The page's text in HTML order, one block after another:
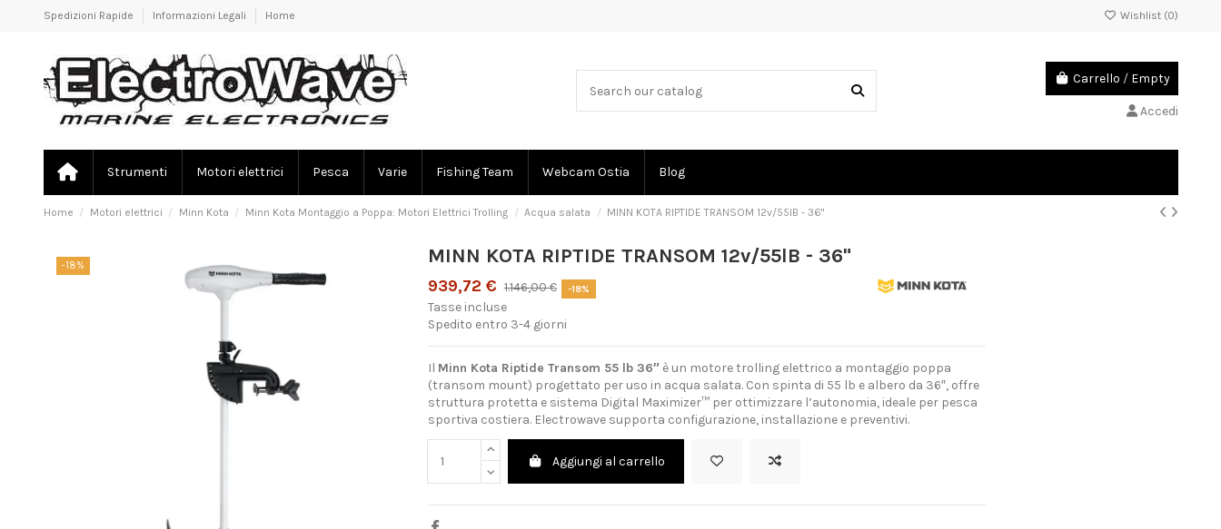
Spedizioni Rapide Informazioni Legali Home Wishlist (0)
Carrello / Empty
Accedi
Strumenti Motori elettrici Pesca Varie Fishing Team Webcam Ostia Blog
Home Motori elettrici Minn Kota Minn Kota Montaggio a Poppa: Motori Elettrici Trolling Acqua salata MINN KOTA RIPTIDE TRANSOM 12v/55lB - 36"
-18% MINN KOTA RIPTIDE TRANSOM 12v/55lB - 36"
939,72 € 1.146,00 € -18%
Tasse incluse
Spedito entro 3-4 giorni
Il Minn Kota Riptide Transom 55 lb 36″è un motore trolling elettrico a montaggio poppa
(transom mount) progettato per uso in acqua salata. Con spinta di 55 lb e albero da 36″, offre
struttura protetta e sistema Digital Maximizer™ per ottimizzare l’autonomia, ideale per pesca
sportiva costiera. Electrowave supporta configurazione, installazione e preventivi.
Aggiungi al carrello